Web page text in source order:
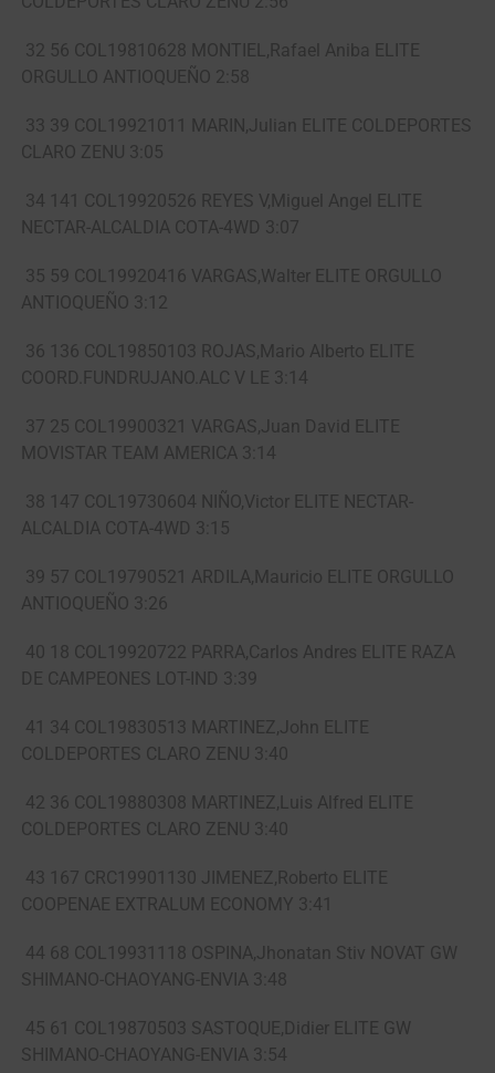
32 56 COL19810628 MONTIEL,Rafael Aniba ELITE
ORGULLO ANTIOQUEÑO 2:58
33 39 COL19921011 MARIN,Julian ELITE COLDEPORTES
CLARO ZENU 3:05
34 141 COL19920526 REYES V,Miguel Angel ELITE
NECTAR-ALCALDIA COTA-4WD 3:07
35 59 COL19920416 VARGAS,Walter ELITE ORGULLO
ANTIOQUEÑO 3:12
36 136 COL19850103 ROJAS,Mario Alberto ELITE
COORD.FUNDRUJANO.ALC V LE 3:14
37 25 COL19900321 VARGAS,Juan David ELITE
MOVISTAR TEAM AMERICA 3:14
38 147 COL19730604 NIÑO,Victor ELITE NECTAR-
ALCALDIA COTA-4WD 3:15
39 57 COL19790521 ARDILA,Mauricio ELITE ORGULLO
ANTIOQUEÑO 3:26
40 18 COL19920722 PARRA,Carlos Andres ELITE RAZA
DE CAMPEONES LOT-IND 3:39
41 34 COL19830513 MARTINEZ,John ELITE
COLDEPORTES CLARO ZENU 3:40
42 36 COL19880308 MARTINEZ,Luis Alfred ELITE
COLDEPORTES CLARO ZENU 3:40
43 167 CRC19901130 JIMENEZ,Roberto ELITE
COOPENAE EXTRALUM ECONOMY 3:41
44 68 COL19931118 OSPINA,Jhonatan Stiv NOVAT GW
SHIMANO-CHAOYANG-ENVIA 3:48
45 61 COL19870503 SASTOQUE,Didier ELITE GW
SHIMANO-CHAOYANG-ENVIA 3:54